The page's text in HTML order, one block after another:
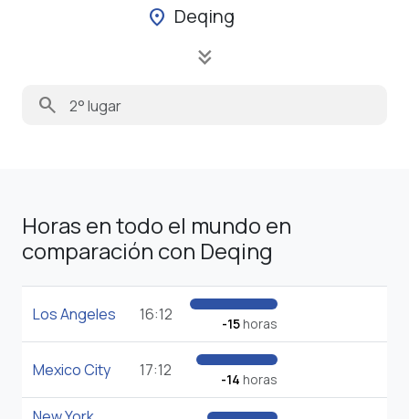
location_on Deqing
keyboard_double_arrow_down
search
Horas en todo el mundo en
comparación con Deqing
Los Angeles 16:12 -15horas
Mexico City 17:12 -14 horas